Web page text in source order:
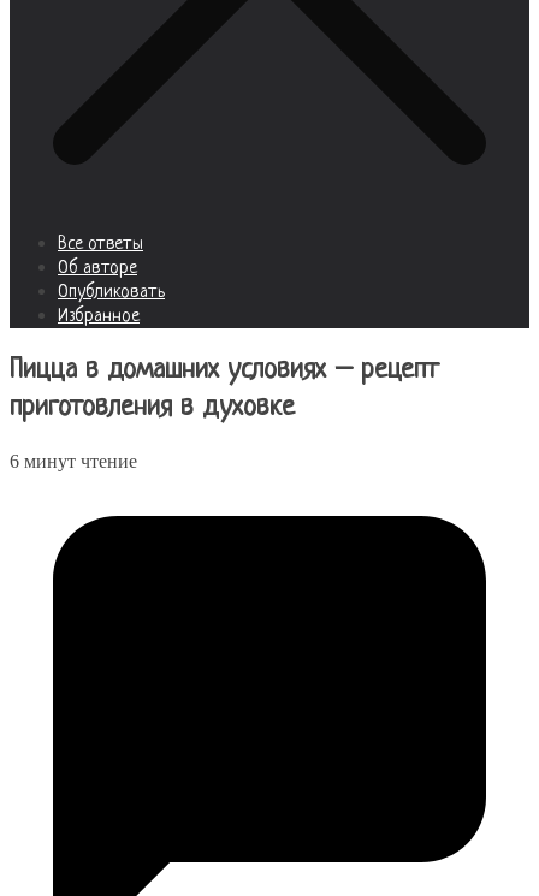
Все ответы
Об авторе
Опубликовать
Избранное
Пицца в домашних условиях – рецепт
приготовления в духовке
6 минут чтение